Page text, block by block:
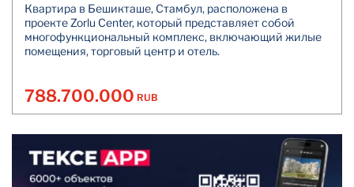
Квартира в Бешикташе, Стамбул, расположена в
проекте Zorlu Center, который представляет собой
многофункциональный комплекс, включающий жилые
помещения, торговый центр и отель.
788.700.000 RUB